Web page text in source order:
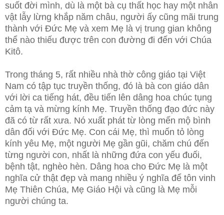
suốt đời mình, dù là một bà cụ thất học hay một nhân
vật lẫy lừng khắp năm châu, người ấy cũng mãi trung
thành với Đức Mẹ và xem Mẹ là vị trung gian không
thể nào thiếu được trên con đường đi đến với Chúa
Kitô.
Trong tháng 5, rất nhiều nhà thờ công giáo tại Việt
Nam có tập tục truyền thống, đó là bà con giáo dân
với lời ca tiếng hát, đều tiến lên dâng hoa chúc tụng
cảm tạ và mừng kính Mẹ. Truyền thống đạo đức này
đã có từ rất xưa. Nó xuất phát từ lòng mến mộ bình
dân đối với Đức Mẹ. Con cái Mẹ, thì muốn tỏ lòng
kính yêu Mẹ, một người Mẹ gần gũi, chăm chú đến
từng người con, nhất là những đứa con yếu đuối,
bệnh tật, nghèo hèn. Dâng hoa cho Đức Mẹ là một
nghĩa cử thật đẹp và mang nhiều ý nghĩa để tôn vinh
Mẹ Thiên Chúa, Mẹ Giáo Hội và cũng là Mẹ mỗi
người chúng ta.